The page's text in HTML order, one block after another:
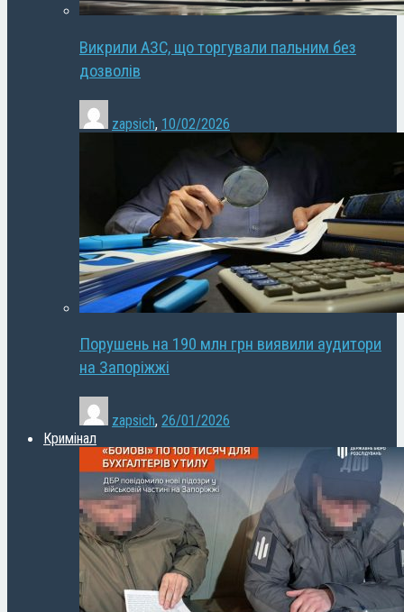
Викрили АЗС, що торгували пальним без
дозволів
zapsich, 10/02/2026
Порушень на 190 млн грн виявили аудитори
на Запоріжжі
zapsich, 26/01/2026
Кримінал